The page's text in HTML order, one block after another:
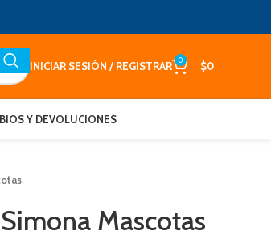
INICIAR SESIÓN / REGISTRAR 0 $0
Y DEVOLUCIONES
Mascotas